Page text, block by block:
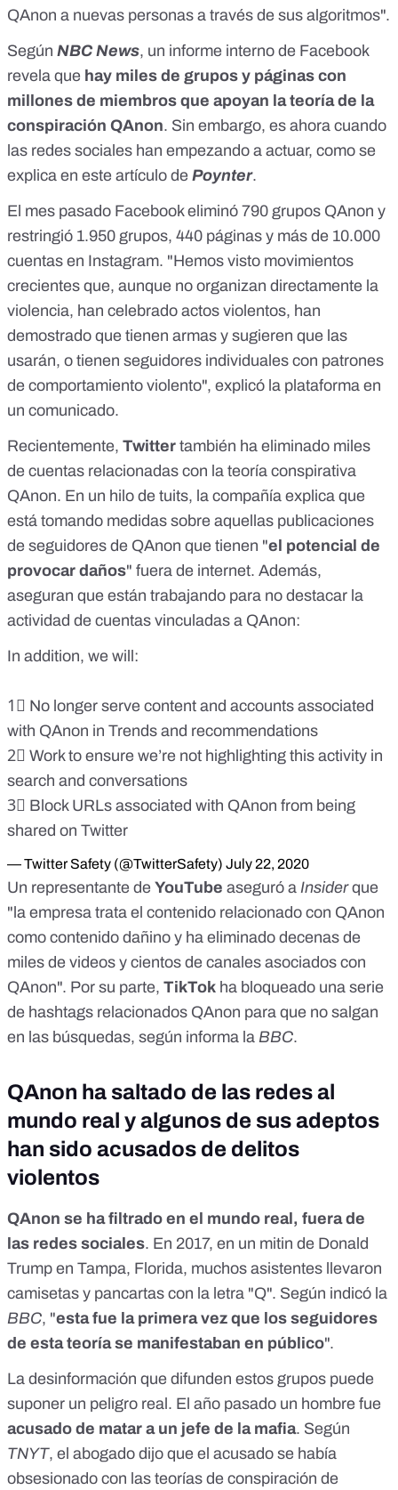
QAnon a nuevas personas a través de sus algoritmos".
Según NBC News, un informe interno de Facebook
revela que hay miles de grupos y páginas con
millones de miembros que apoyan la teoría de la
conspiración QAnon. Sin embargo, es ahora cuando
las redes sociales han empezando a actuar, como se
explica en este artículo de Poynter.
El mes pasado Facebook eliminó 790 grupos QAnon y
restringió 1.950 grupos, 440 páginas y más de 10.000
cuentas en Instagram. "Hemos visto movimientos
crecientes que, aunque no organizan directamente la
violencia, han celebrado actos violentos, han
demostrado que tienen armas y sugieren que las
usarán, o tienen seguidores individuales con patrones
de comportamiento violento", explicó la plataforma en
un comunicado.
Recientemente, Twitter también ha eliminado miles
de cuentas relacionadas con la teoría conspirativa
QAnon. En un hilo de tuits, la compañía explica que
está tomando medidas sobre aquellas publicaciones
de seguidores de QAnon que tienen "el potencial de
provocar daños" fuera de internet. Además,
aseguran que están trabajando para no destacar la
actividad de cuentas vinculadas a QAnon:
In addition, we will:
1⃣ No longer serve content and accounts associated
with QAnon in Trends and recommendations
2⃣ Work to ensure we’re not highlighting this activity in
search and conversations
3⃣ Block URLs associated with QAnon from being
shared on Twitter
— Twitter Safety (@TwitterSafety) July 22, 2020
Un representante de YouTube aseguró a Insiderque
"la empresa trata el contenido relacionado con QAnon
como contenido dañino y ha eliminado decenas de
miles de videos y cientos de canales asociados con
QAnon". Por su parte, TikTok ha bloqueado una serie
de hashtags relacionados QAnon para que no salgan
en las búsquedas, según informa la BBC.
QAnon ha saltado de las redes al
mundo real y algunos de sus adeptos
han sido acusados de delitos
violentos
QAnon se ha filtrado en el mundo real, fuera de
las redes sociales. En 2017, en un mitin de Donald
Trump en Tampa, Florida, muchos asistentes llevaron
camisetas y pancartas con la letra "Q". Según indicó la
BBC, "esta fue la primera vez que los seguidores
de esta teoría se manifestaban en público".
La desinformación que difunden estos grupos puede
suponer un peligro real. El año pasado un hombre fue
acusado de matar a un jefe de la mafia. Según
TNYT, el abogado dijo que el acusado se había
obsesionado con las teorías de conspiración de